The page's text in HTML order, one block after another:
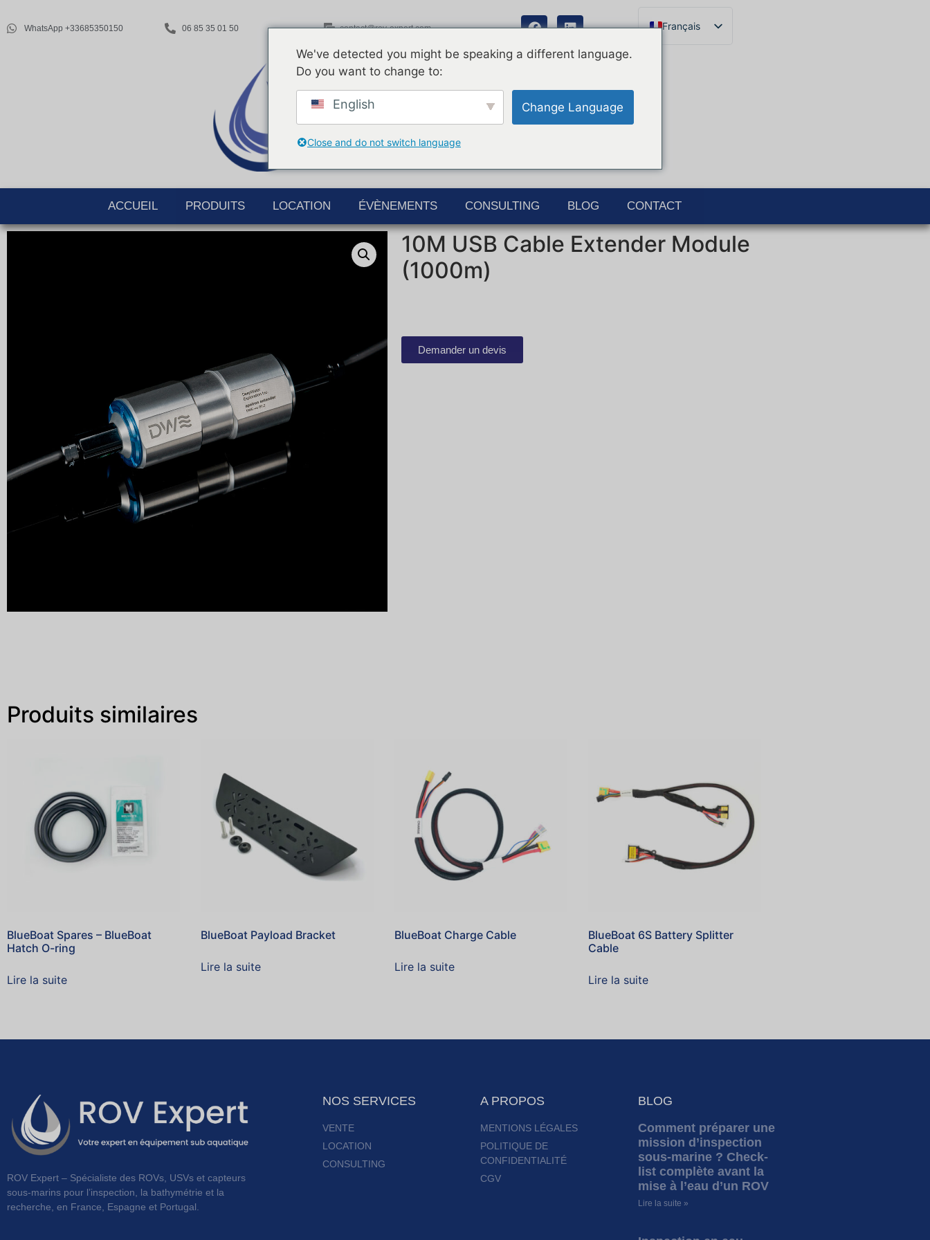
WhatsApp +33685350150 06 85 35 01 50 contact@rov-expert.com
Français
Ελληνικά
ACCUEIL PRODUITS LOCATION ÉVÈNEMENTS CONSULTING BLOG CONTACT
10M USB Cable Extender Module
(1000m)
Demander un devis
Produits similaires
BlueBoat Spares – BlueBoat
Hatch O-ring
Lire la suite
BlueBoat Payload Bracket
Lire la suite
BlueBoat Charge Cable
Lire la suite
BlueBoat 6S Battery Splitter
Cable
Lire la suite
ROV Expert – Spécialiste des ROVs, USVs et capteurs
sous-marins pour l’inspection, la bathymétrie et la
recherche, en France, Espagne et Portugal.
NOS SERVICES
VENTE
LOCATION
CONSULTING
A PROPOS
MENTIONS LÉGALES
POLITIQUE DE
CONFIDENTIALITÉ
CGV
BLOG
Comment préparer une
mission d’inspection
sous-marine ? Check-
list complète avant la
mise à l’eau d’un ROV
Lire la suite »
We've detected you might be speaking a different language.
Do you want to change to:
English Change Language
Close and do not switch language